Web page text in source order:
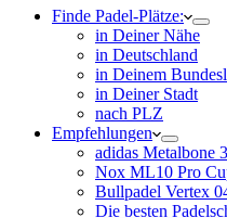
Finde Padel-Plätze:
in Deiner Nähe
in Deutschland
in Deinem
in Deiner Stadt
nach PLZ
Empfehlungen
adidas Metalbone
Nox ML10 Pro
Bullpadel Vertex
Die besten